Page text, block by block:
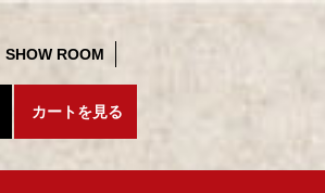
SHOW ROOM
カートを見る